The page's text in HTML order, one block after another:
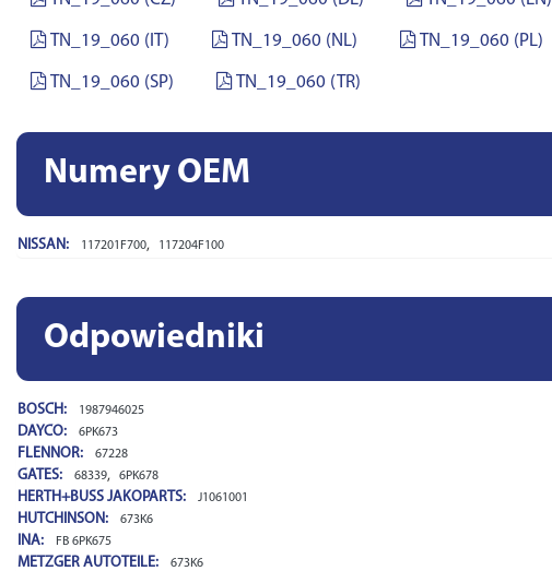
TN_19_060 (IT) TN_19_060 (NL) TN_19_060 (PL)
TN_19_060 (SP) TN_19_060 (TR)
Numery OEM
NISSAN: 117201F700, 117204F100
Odpowiedniki
BOSCH: 1987946025
DAYCO: 6PK673
FLENNOR: 67228
GATES: 68339, 6PK678
HERTH+BUSS JAKOPARTS: J1061001
HUTCHINSON: 673K6
INA: FB 6PK675
METZGER AUTOTEILE: 673K6